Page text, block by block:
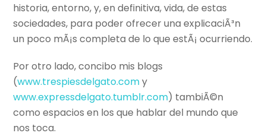
historia, entorno, y, en definitiva, vida, de estas
sociedades, para poder ofrecer una explicaciÃ³n
un poco mÃ¡s completa de lo que estÃ¡ ocurriendo.
Por otro lado, concibo mis blogs
(www.trespiesdelgato.comy
www.expressdelgato.tumblr.com) tambiÃ©n
como espacios en los que hablar del mundo que
nos toca.